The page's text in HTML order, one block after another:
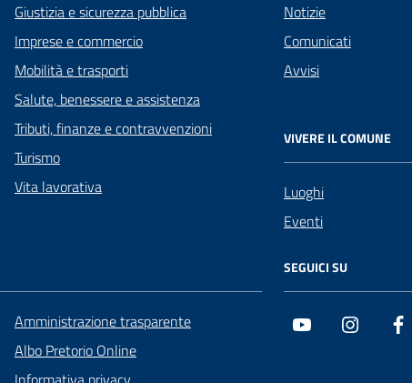
Giustizia e sicurezza pubblica
Imprese e commercio
Mobilità e trasporti
Salute, benessere e assistenza
Tributi, finanze e contravvenzioni
Turismo
Vita lavorativa
Notizie
Comunicati
Avvisi
VIVERE IL COMUNE
Luoghi
Eventi
Amministrazione trasparente
Albo Pretorio Online
SEGUICI SU
Youtube Instagram